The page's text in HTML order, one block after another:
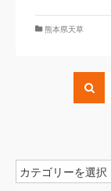
熊本県天草
NEWS
を